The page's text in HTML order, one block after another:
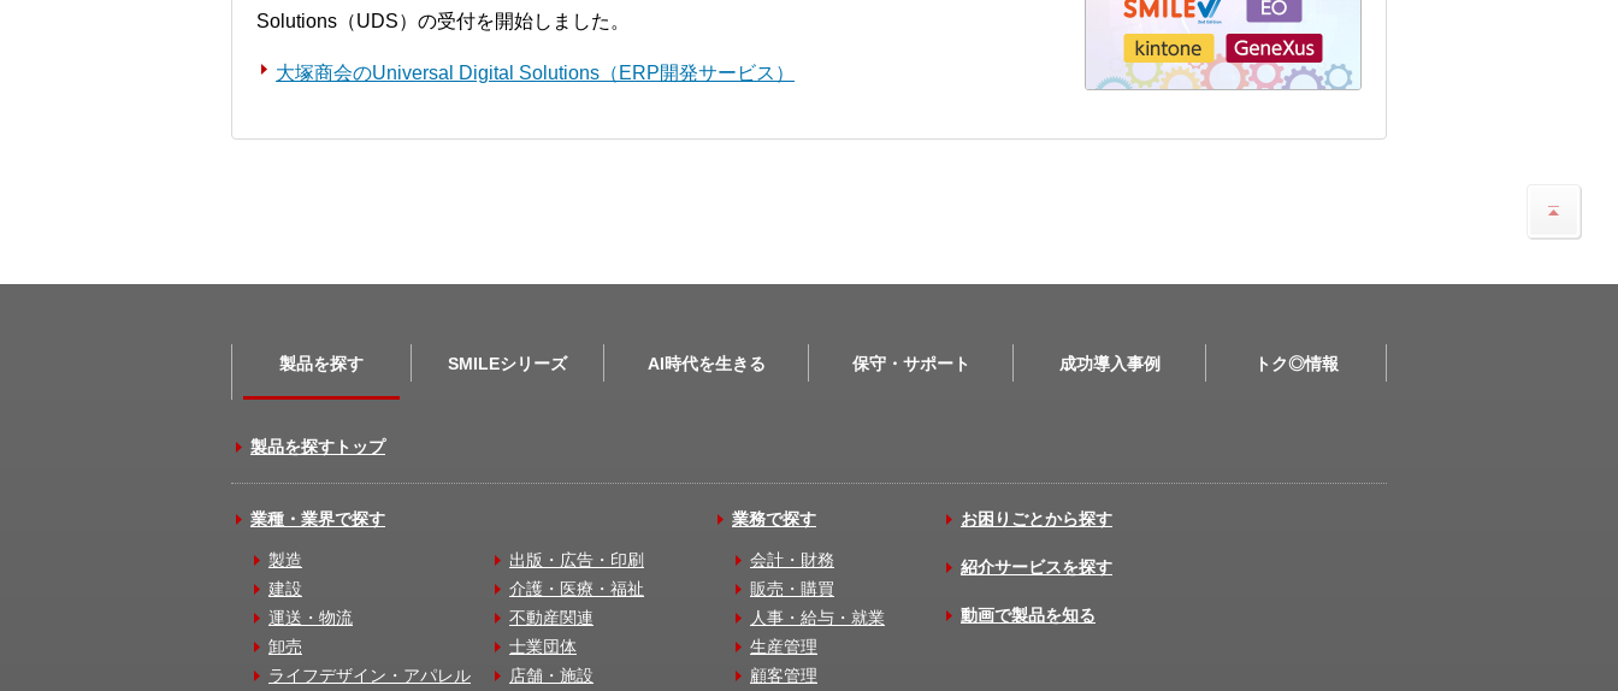
Solutions（UDS）の受付を開始しました。
大塚商会のUniversal Digital Solutions（ERP開発サービス）
製品を探す SMILEシリーズ AI時代を生きる 保守・サポート 成功導入事例 トク◎情報
製品を探すトップ
業種・業界で探す
製造
建設
運送・物流
卸売
ライフデザイン・アパレル
出版・広告・印刷
介護・医療・福祉
不動産関連
士業団体
店舗・施設
業務で探す
会計・財務
販売・購買
人事・給与・就業
生産管理
顧客管理
お困りごとから探す
紹介サービスを探す
動画で製品を知る